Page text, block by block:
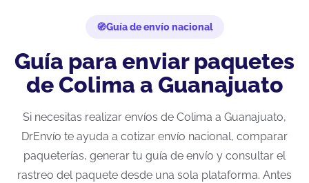
Guía de envío nacional
Guía para enviar paquetes
de Colima a Guanajuato
Si necesitas realizar envíos de Colima a Guanajuato,
DrEnvío te ayuda a cotizar envío nacional, comparar
paqueterías, generar tu guía de envío y consultar el
rastreo del paquete desde una sola plataforma. Antes